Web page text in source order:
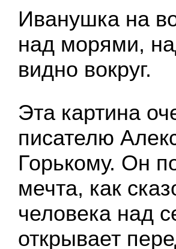
Иванушка на
над морями,
видно вокруг.
Эта картина
писателю
Горькому. Он
мечта, как
человека над
открывает